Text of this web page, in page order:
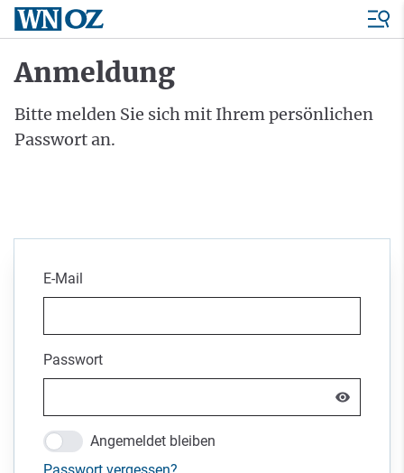
Anmeldung
Bitte melden Sie sich mit Ihrem persönlichen
Passwort an.
E-Mail
Passwort
Angemeldet bleiben